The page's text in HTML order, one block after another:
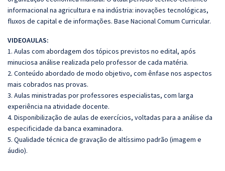
informacional na agricultura e na indústria: inovações tecnológicas,
fluxos de capital e de informações. Base Nacional Comum Curricular.
VIDEOAULAS:
1. Aulas com abordagem dos tópicos previstos no edital, após
minuciosa análise realizada pelo professor de cada matéria.
2. Conteúdo abordado de modo objetivo, com ênfase nos aspectos
mais cobrados nas provas.
3. Aulas ministradas por professores especialistas, com larga
experiência na atividade docente.
4. Disponibilização de aulas de exercícios, voltadas para a análise da
especificidade da banca examinadora.
5. Qualidade técnica de gravação de altíssimo padrão (imagem e
áudio).